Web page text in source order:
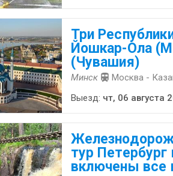
Три
Йошкар-Ола
(Чувашия)
Минск Москва -
Выезд: чт, 06 августа
тур Петербург
включены все